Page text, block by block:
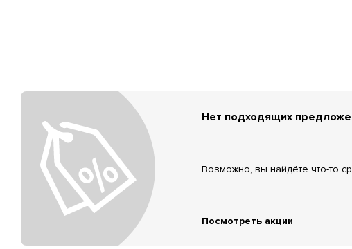
Нет подходящих
Возможно, вы найдёте что-то
Посмотреть акции